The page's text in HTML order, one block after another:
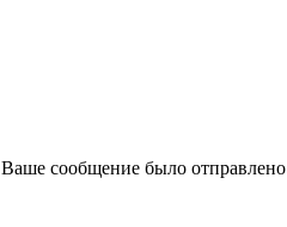
Ваше сообщение было отправлено